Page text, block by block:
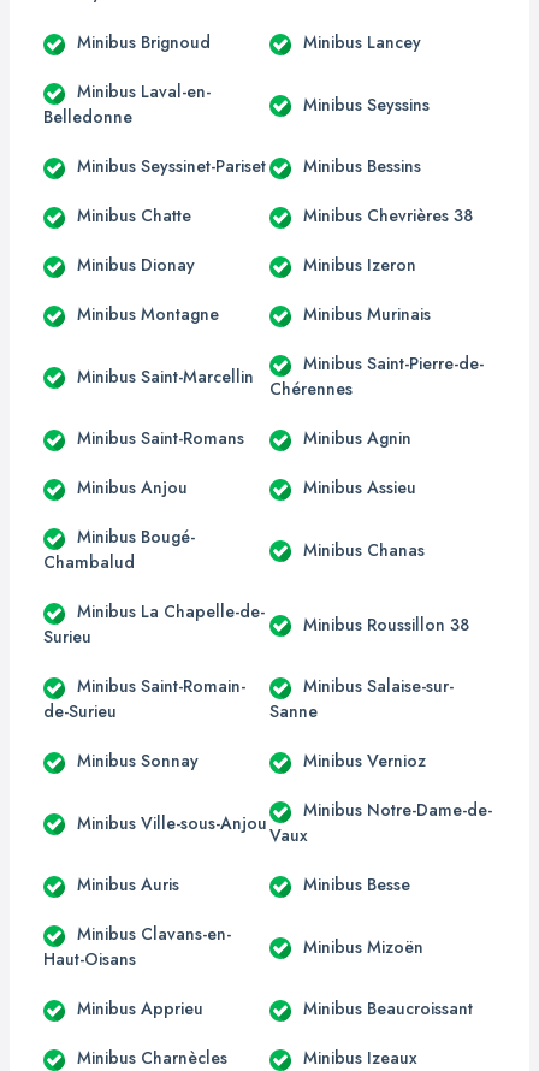
Minibus Brignoud Minibus Lancey
Minibus Laval-en-
Belledonne
Minibus Seyssins
Minibus Seyssinet-Pariset Minibus Bessins
Minibus Chatte Minibus Chevrières 38
Minibus Dionay Minibus Izeron
Minibus Montagne Minibus Murinais
Minibus Saint-Marcellin
Minibus Saint-Pierre-de-
Chérennes
Minibus Saint-Romans Minibus Agnin
Minibus Anjou Minibus Assieu
Minibus Bougé-
Chambalud
Minibus Chanas
Minibus La Chapelle-de-
Surieu
Minibus Roussillon 38
Minibus Saint-Romain-
de-Surieu
Minibus Salaise-sur-
Sanne
Minibus Sonnay Minibus Vernioz
Minibus Ville-sous-Anjou
Minibus Notre-Dame-de-
Vaux
Minibus Auris Minibus Besse
Minibus Clavans-en-
Haut-Oisans
Minibus Mizoën
Minibus Apprieu Minibus Beaucroissant
Minibus Charnècles Minibus Izeaux